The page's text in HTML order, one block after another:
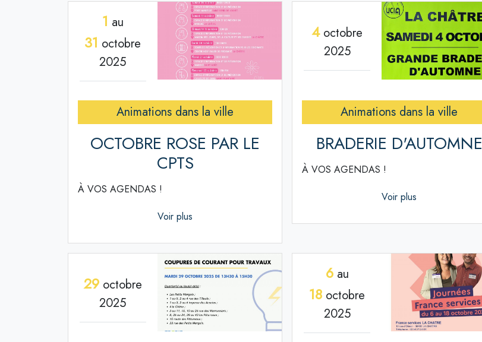
1 au
31 octobre
2025
Animations dans la ville
OCTOBRE ROSE PAR LE
CPTS
À VOS AGENDAS !
Voir plus
4octobre
2025
Animations dans la ville
BRADERIE D'AUTOMNE
À VOS AGENDAS !
Voir plus
29octobre
2025
6au
18 octobre
2025